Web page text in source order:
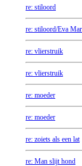
re: stiloord
re: stiloord/Eva
re: vlierstruik
re: vlierstruik
re: moeder
re: moeder
re: zoiets als een lat
re: Man slijt hond